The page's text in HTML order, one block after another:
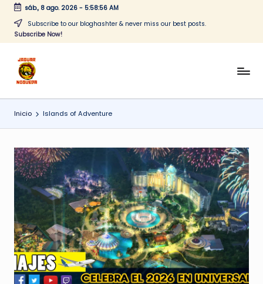
Saltar
sáb., 8 ago. 2026- 5:58:56 AM
Subscribe to our bloghashter & never miss our best posts.
Subscribe Now!
J
a
g
a
r
N
o
g
u
e
CONTENIDO
Inicio Islands of Adventure